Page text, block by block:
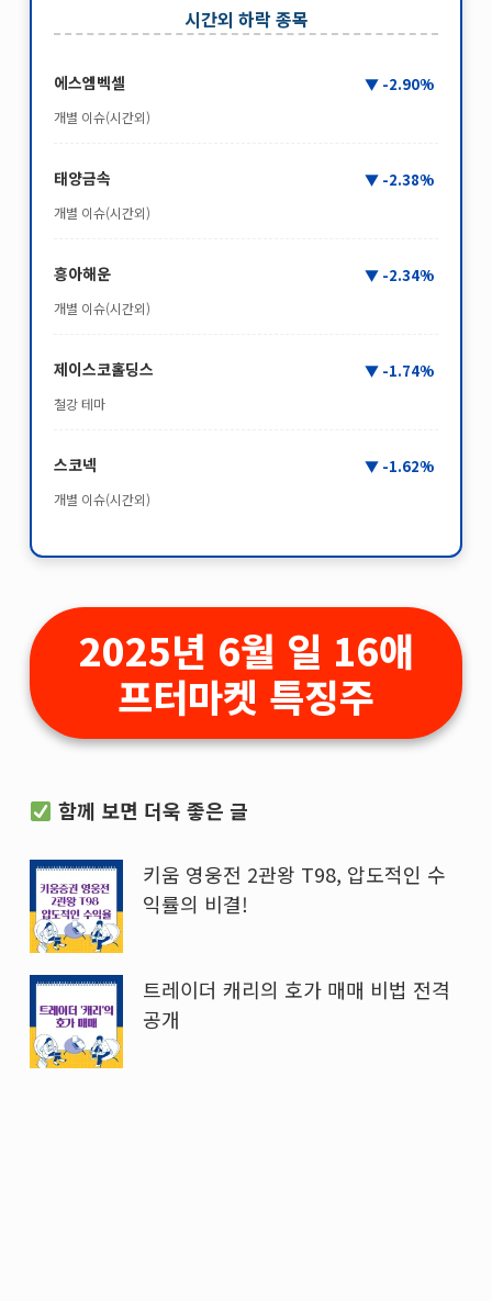
시간외 하락 종목
에스엠벡셀
개별 이슈(시간외)
-2.90%
태양금속
개별 이슈(시간외)
-2.38%
흥아해운
개별 이슈(시간외)
-2.34%
제이스코홀딩스
철강 테마
-1.74%
스코넥
개별 이슈(시간외)
-1.62%
2025년 6월 일 16애
프터마켓 특징주
함께 보면 더욱 좋은 글
키움 영웅전 2관왕 T98, 압도적인 수
익률의 비결!
트레이더 캐리의 호가 매매 비법 전격
공개